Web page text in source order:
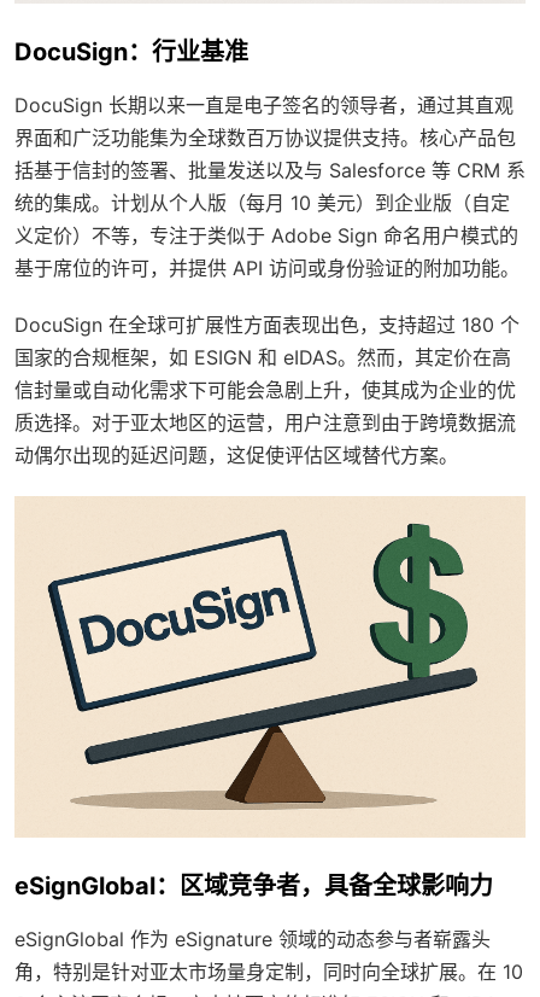
DocuSign：行业基准
DocuSign 长期以来一直是电子签名的领导者，通过其直观
界面和广泛功能集为全球数百万协议提供支持。核心产品包
括基于信封的签署、批量发送以及与 Salesforce 等 CRM 系
统的集成。计划从个人版（每月 10 美元）到企业版（自定
义定价）不等，专注于类似于 Adobe Sign 命名用户模式的
基于席位的许可，并提供 API 访问或身份验证的附加功能。
DocuSign 在全球可扩展性方面表现出色，支持超过 180 个
国家的合规框架，如 ESIGN 和 eIDAS。然而，其定价在高
信封量或自动化需求下可能会急剧上升，使其成为企业的优
质选择。对于亚太地区的运营，用户注意到由于跨境数据流
动偶尔出现的延迟问题，这促使评估区域替代方案。
eSignGlobal：区域竞争者，具备全球影响力
eSignGlobal 作为 eSignature 领域的动态参与者崭露头
角，特别是针对亚太市场量身定制，同时向全球扩展。在 10